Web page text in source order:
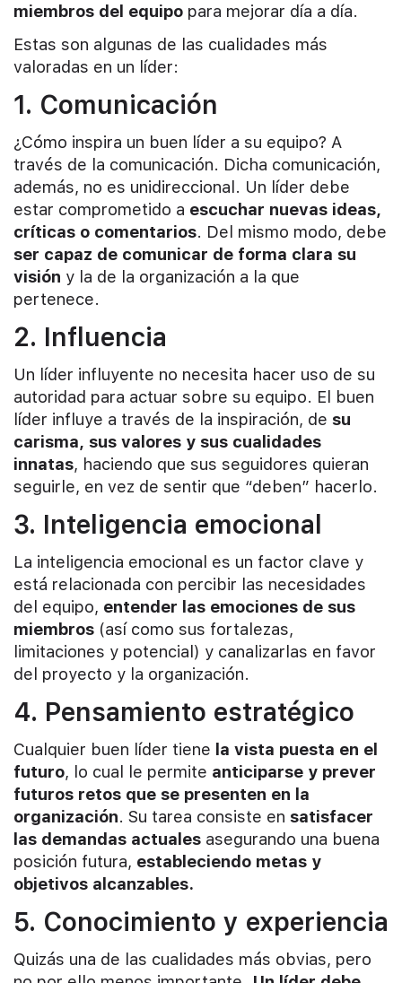
miembros del equipo para mejorar día a día.
Estas son algunas de las cualidades más
valoradas en un líder:
1. Comunicación
¿Cómo inspira un buen líder a su equipo? A
través de la comunicación. Dicha comunicación,
además, no es unidireccional. Un líder debe
estar comprometido a escuchar nuevas ideas,
críticas o comentarios. Del mismo modo, debe
ser capaz de comunicar de forma clara su
visión y la de la organización a la que
pertenece.
2. Influencia
Un líder influyente no necesita hacer uso de su
autoridad para actuar sobre su equipo. El buen
líder influye a través de la inspiración, de su
carisma, sus valores y sus cualidades
innatas, haciendo que sus seguidores quieran
seguirle, en vez de sentir que “deben” hacerlo.
3. Inteligencia emocional
La inteligencia emocional es un factor clave y
está relacionada con percibir las necesidades
del equipo, entender las emociones de sus
miembros (así como sus fortalezas,
limitaciones y potencial) y canalizarlas en favor
del proyecto y la organización.
4. Pensamiento estratégico
Cualquier buen líder tiene la vista puesta en el
futuro, lo cual le permite anticiparse y prever
futuros retos que se presenten en la
organización. Su tarea consiste en satisfacer
las demandas actuales asegurando una buena
posición futura, estableciendo metas y
objetivos alcanzables.
5. Conocimiento y experiencia
Quizás una de las cualidades más obvias, pero